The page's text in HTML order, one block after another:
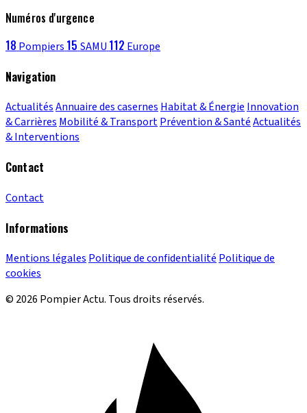
Numéros d'urgence
18 Pompiers 15 SAMU 112 Europe
Navigation
ActualitésAnnuaire des casernes Habitat & Énergie Innovation
& Carrières Mobilité & TransportPrévention & SantéActualités
& Interventions
Contact
Contact
Informations
Mentions légales Politique de confidentialité Politique de
cookies
© 2026 Pompier Actu. Tous droits réservés.